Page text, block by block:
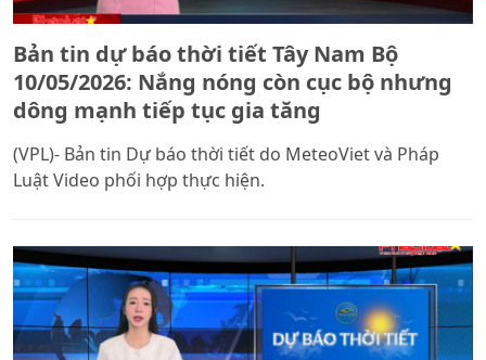
Bản tin dự báo thời tiết Tây Nam Bộ
10/05/2026: Nắng nóng còn cục bộ nhưng
dông mạnh tiếp tục gia tăng
(VPL)- Bản tin Dự báo thời tiết do MeteoViet và Pháp
Luật Video phối hợp thực hiện.